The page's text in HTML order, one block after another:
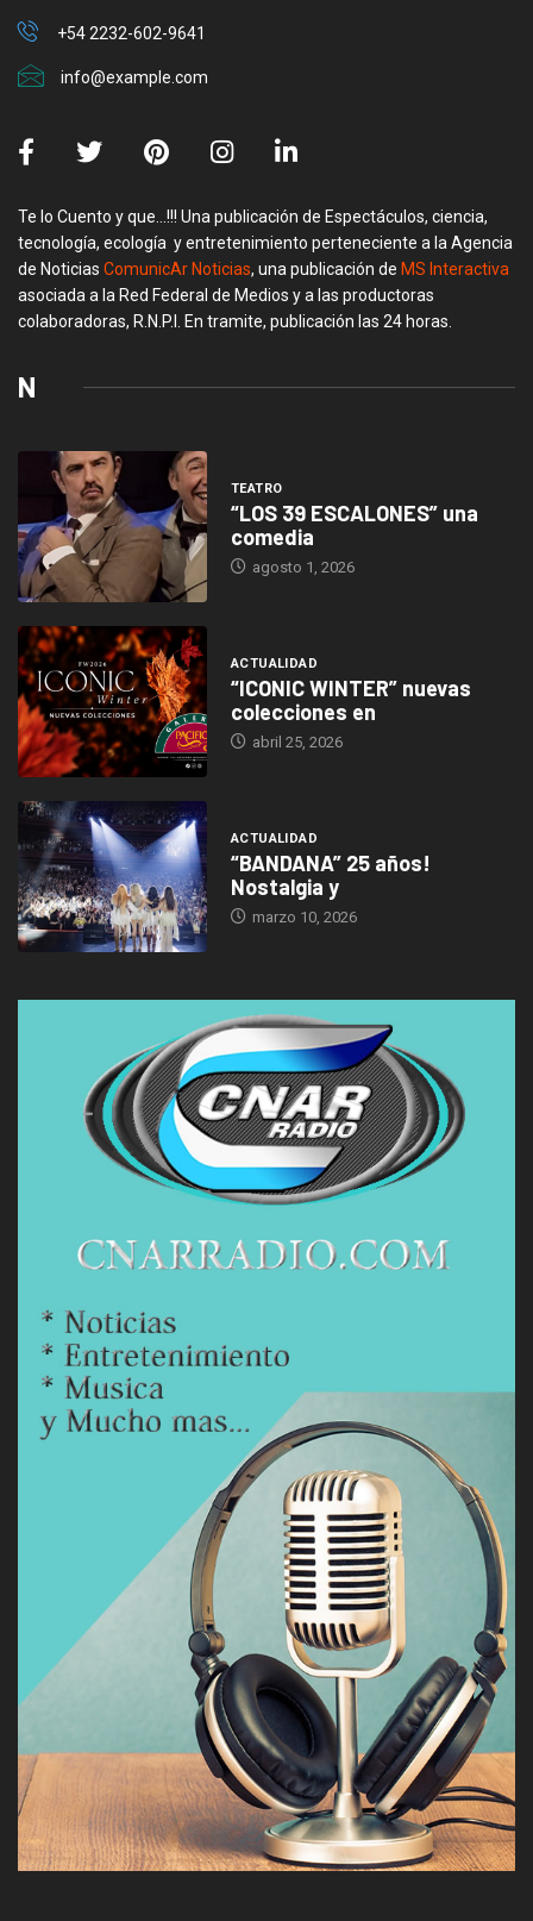
+54 2232-602-9641
info@example.com
Te lo Cuento y que…!!! Una publicación de Espectáculos, ciencia,
tecnología, ecología y entretenimiento perteneciente a la Agencia
de Noticias ComunicAr Noticias, una publicación de MS Interactiva
asociada a la Red Federal de Medios y a las productoras
colaboradoras, R.N.P.I. En tramite, publicación las 24 horas.
N
TEATRO
“LOS 39 ESCALONES” una
comedia
agosto 1, 2026
ACTUALIDAD
“ICONIC WINTER” nuevas
colecciones en
abril 25, 2026
ACTUALIDAD
“BANDANA” 25 años!
Nostalgia y
marzo 10, 2026